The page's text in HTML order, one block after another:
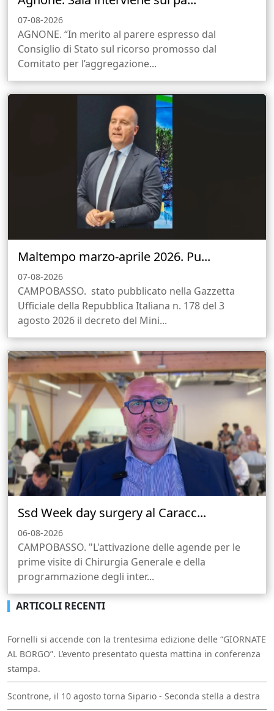
07-08-2026
AGNONE. “In merito al parere espresso dal
Consiglio di Stato sul ricorso promosso dal
Comitato per l’aggregazione...
Maltempo marzo-aprile 2026. Pu...
07-08-2026
CAMPOBASSO. stato pubblicato nella Gazzetta
Ufficiale della Repubblica Italiana n. 178 del 3
agosto 2026 il decreto del Mini...
Ssd Week day surgery al Caracc...
06-08-2026
CAMPOBASSO. "L'attivazione delle agende per le
prime visite di Chirurgia Generale e della
programmazione degli inter...
ARTICOLI RECENTI
Fornelli si accende con la trentesima edizione delle “GIORNATE
AL BORGO”. L’evento presentato questa mattina in conferenza
stampa.
Scontrone, il 10 agosto torna Sipario - Seconda stella a destra